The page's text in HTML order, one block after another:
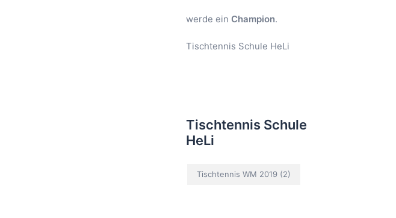
werde ein Champion.
Tischtennis Schule HeLi
Tischtennis Schule
HeLi
Tischtennis WM 2019(2)